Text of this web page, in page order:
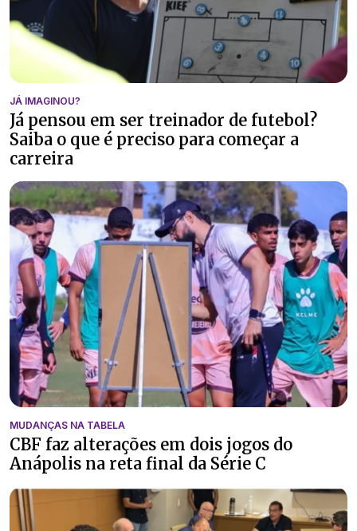
JÁ IMAGINOU?
Já pensou em ser treinador de futebol?
Saiba o que é preciso para começar a
carreira
MUDANÇAS NA TABELA
CBF faz alterações em dois jogos do
Anápolis na reta final da Série C